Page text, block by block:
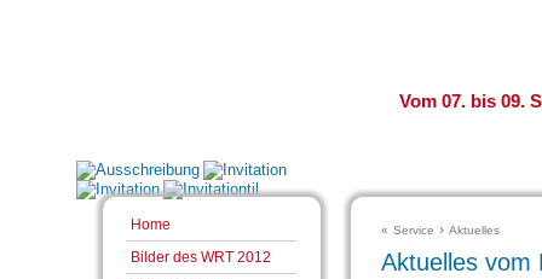
Vom 07. bis 09.
Home
Bilder des WRT 2012
« Service › Aktuelles
Aktuelles vom